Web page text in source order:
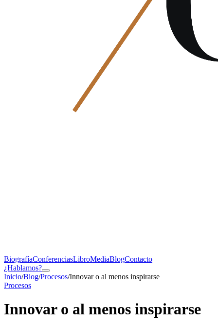
BiografíaConferenciasLibroMediaBlogContacto
¿Hablamos?
Inicio/Blog/Procesos/Innovar o al menos inspirarse
Procesos
Innovar o al menos inspirarse